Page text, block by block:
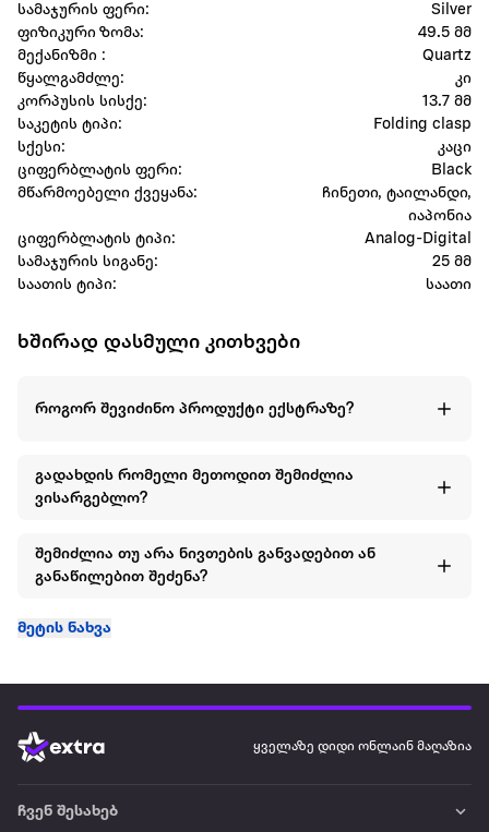
სამაჯურის ფერი:
Silver
ფიზიკური ზომა:
49.5 მმ
მექანიზმი :
Quartz
წყალგამძლე:
კი
კორპუსის სისქე:
13.7 მმ
საკეტის ტიპი:
Folding clasp
სქესი:
კაცი
ციფერბლატის ფერი:
Black
მწარმოებელი ქვეყანა:
ჩინეთი, ტაილანდი,
იაპონია
ციფერბლატის ტიპი:
Analog-Digital
სამაჯურის სიგანე:
25 მმ
საათის ტიპი:
საათი
ხშირად დასმული კითხვები
როგორ შევიძინო პროდუქტი ექსტრაზე?
გადახდის რომელი მეთოდით შემიძლია
ვისარგებლო?
შემიძლია თუ არა ნივთების განვადებით ან
განაწილებით შეძენა?
მეტის ნახვა
ყველაზე დიდი ონლაინ მაღაზია
ჩვენ შესახებ